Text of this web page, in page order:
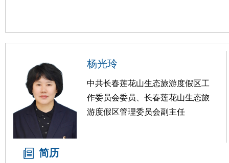
杨光玲
中共长春莲花山生态旅游度假区工
作委员会委员、长春莲花山生态旅
游度假区管理委员会副主任
简历